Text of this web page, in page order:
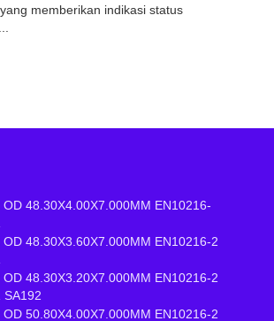
memberikan indikasi status
OD 48.30X4.00X7.000MM EN10216-
OD 48.30X3.60X7.000MM EN10216-2
OD 48.30X3.20X7.000MM EN10216-2
SA192
OD 50.80X4.00X7.000MM EN10216-2